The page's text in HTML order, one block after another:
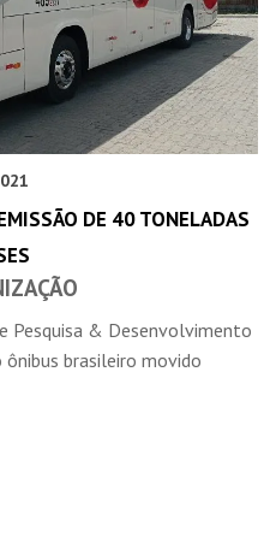
DE 40 TONELADAS
Pesquisa & Desenvolvimento
ônibus brasileiro movido